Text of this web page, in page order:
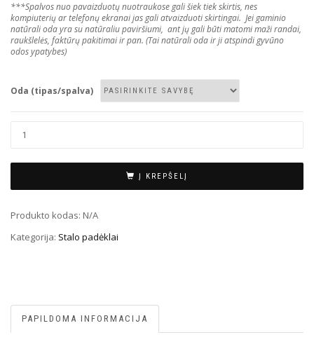
***Spalvos nuo pavaizduotų nuotraukose gali šiek tiek skirtis, nes
kompiuterių ar telefonų ekranai jas gali atvaizduoti skirtingai. Jei gaminio
natūrali oda yra su natūraliu paviršiumi, ant jų gali būti matomi maži randai,
raukšlelės, faktūrų pakitimai ir pan. (Tai natūrali oda ir ji atspindi gyvūno
odos ypatybes)
Oda (tipas/spalva)
Į KREPŠELĮ
Produkto kodas: N/A
Kategorija: Stalo padėklai
PAPILDOMA INFORMACIJA